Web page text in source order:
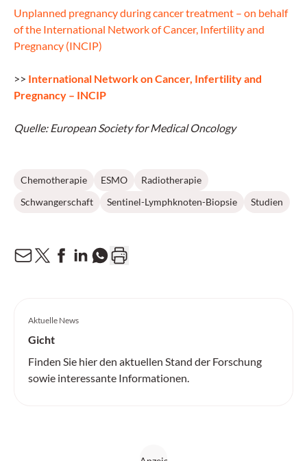
Unplanned pregnancy during cancer treatment – on behalf
of the International Network of Cancer, Infertility and
Pregnancy (INCIP)
>> International Network on Cancer, Infertility and
Pregnancy – INCIP
Quelle: European Society for Medical Oncology
Chemotherapie ESMO
Radiotherapie
Schwangerschaft
Sentinel-Lymphknoten-Biopsie Studien
Aktuelle News
Gicht
Finden Sie hier den aktuellen Stand der Forschung
sowie interessante Informationen.